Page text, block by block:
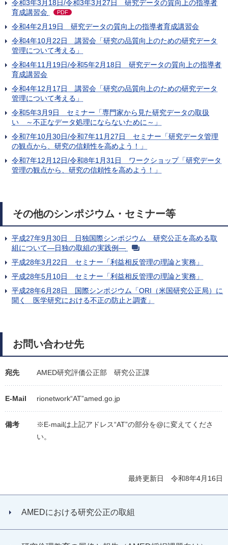
令和3年3月18日/令和3年3月27日 研究データの質向上の指導者
育成講習会
PDF
令和4年2月19日 研究データの質向上の指導者育成講習会
令和4年10月22日 講習会「研究の品質向上のための研究データ
管理について考える」
令和4年11月19日/令和5年2月18日 研究データの質向上の指導者
育成講習会
令和4年12月17日 講習会「研究の品質向上のための研究データ
管理について考える」
令和5年3月9日 セミナー「専門家から見た研究データの取扱
い ～不正なデータ処理にならないために～」
令和7年10月30日/令和7年11月27日 セミナー「研究データ管理
の観点から、研究の信頼性を高めよう！」
令和7年12月12日/令和8年1月31日 ワークショップ「研究データ
管理の観点から、研究の信頼性を高めよう！」
その他のシンポジウム・セミナー等
平成27年9月30日 日独国際シンポジウム 研究公正を高める取
組について―日独の取組の実践例―
平成28年3月22日 セミナー「利益相反管理の理論と実務」
平成28年5月10日 セミナー「利益相反管理の理論と実務」
平成28年6月28日 国際シンポジウム「ORI（米国研究公正局）に
聞く 医学研究における不正の防止と調査」
お問い合わせ先
宛先 AMED研究評価公正部 研究公正課
E-Mail rionetwork“AT”amed.go.jp
備考
※E-mailは上記アドレス“AT”の部分を@に変えてくださ
い。
最終更新日 令和8年4月16日
AMEDにおける研究公正の取組